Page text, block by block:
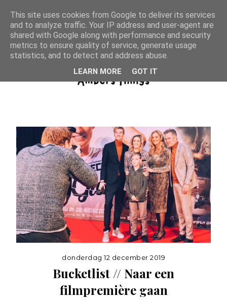
donderdag 12 december 2019
Bucketlist // Naar een
filmpremière gaan
This site uses cookies from Google to deliver its services
and to analyze traffic. Your IP address and user-agent are
shared with Google along with performance and security
metrics to ensure quality of service, generate usage
statistics, and to detect and address abuse.
LEARN MORE GOT IT